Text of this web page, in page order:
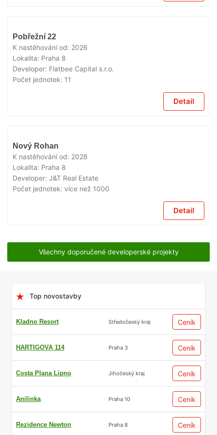
Pobřežní 22
K nastěhování od: 2026
Lokalita: Praha 8
Developer: Flatbee Capital s.r.o.
Počet jednotek: 11
Detail
Nový Rohan
K nastěhování od: 2028
Lokalita: Praha 8
Developer: J&T Real Estate
Počet jednotek: více než 1000
Detail
Všechny doporučené developerské projekty
Top novostavby
Kladno Resort Středočeský kraj Ceník
HARTIGOVA 114 Praha 3 Ceník
Costa Plana Lipno Jihočeský kraj Ceník
Anilinka Praha 10 Ceník
Rezidence Newton Praha 8 Ceník